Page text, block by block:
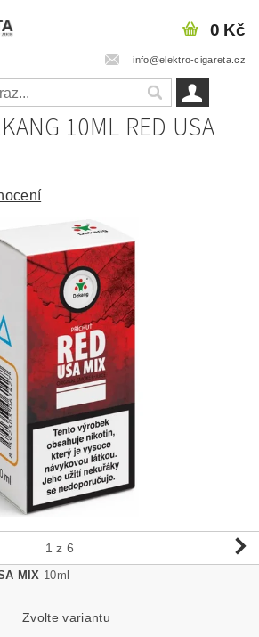
info@elektro-cigareta.cz
0 Kč
10ML RED USA
1 z 6
MIX 10ml
Zvolte variantu